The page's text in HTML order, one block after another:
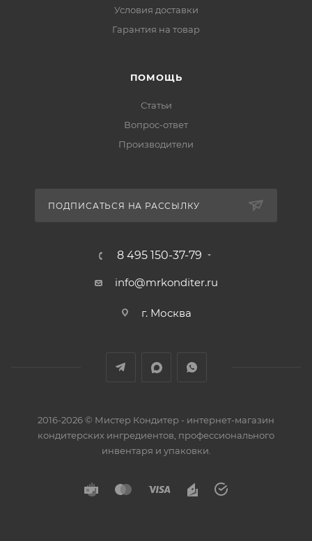
Условия доставки
Гарантия на товар
ПОМОЩЬ
Статьи
Вопрос-ответ
Производители
ПОДПИСАТЬСЯ НА РАССЫЛКУ
8 495 150-37-79
info@mrkonditer.ru
г. Москва
2016-2026 © Мистер Кондитер - интернет-магазин
кондитерских ингредиентов, профессионального
инвентаря и упаковки.